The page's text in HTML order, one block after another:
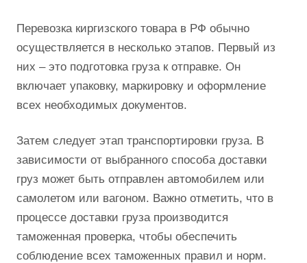
Перевозка киргизского товара в РФ обычно
осуществляется в несколько этапов. Первый из
них – это подготовка груза к отправке. Он
включает упаковку, маркировку и оформление
всех необходимых документов.
Затем следует этап транспортировки груза. В
зависимости от выбранного способа доставки
груз может быть отправлен автомобилем или
самолетом или вагоном. Важно отметить, что в
процессе доставки груза производится
таможенная проверка, чтобы обеспечить
соблюдение всех таможенных правил и норм.